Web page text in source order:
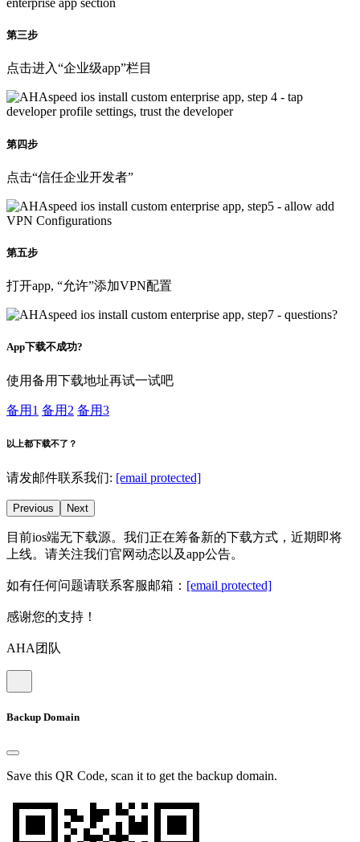
第三步
点击进入“企业级app”栏目
第四步
点击“信任企业开发者”
第五步
打开app, “允许”添加VPN配置
App下载不成功?
使用备用下载地址再试一试吧
备用1 备用2 备用3
以上都下载不了？
请发邮件联系我们: [email protected]
Previous Next
目前ios端无下载源。我们正在筹备新的下载方式，近期即将
上线。请关注我们官网动态以及app公告。
如有任何问题请联系客服邮箱： [email protected]
感谢您的支持！
AHA团队
Backup Domain
Save this QR Code, scan it to get the backup domain.